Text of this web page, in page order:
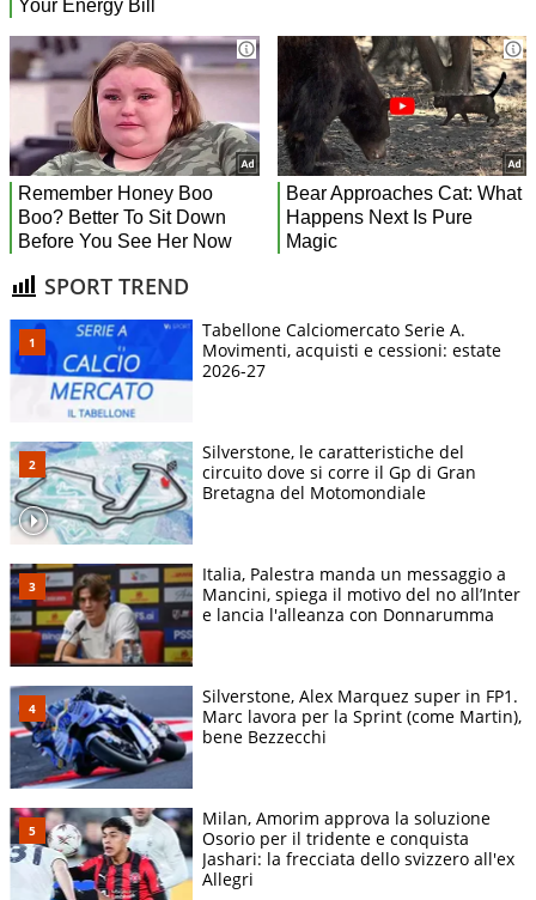
SPORT TREND
Tabellone Calciomercato Serie A.
Movimenti, acquisti e cessioni: estate
2026-27
Silverstone, le caratteristiche del
circuito dove si corre il Gp di Gran
Bretagna del Motomondiale
Italia, Palestra manda un messaggio a
Mancini, spiega il motivo del no all’Inter
e lancia l'alleanza con Donnarumma
Silverstone, Alex Marquez super in FP1.
Marc lavora per la Sprint (come Martin),
bene Bezzecchi
Milan, Amorim approva la soluzione
Osorio per il tridente e conquista
Jashari: la frecciata dello svizzero all'ex
Allegri